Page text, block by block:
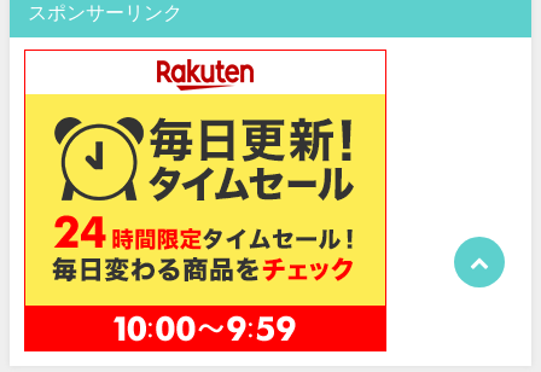
スポンサーリンク